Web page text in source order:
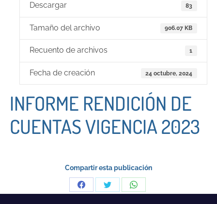
Descargar 83
Tamaño del archivo 906.07 KB
Recuento de archivos 1
Fecha de creación 24 octubre, 2024
INFORME RENDICIÓN DE
CUENTAS VIGENCIA 2023
Compartir esta publicación
Share Share Share